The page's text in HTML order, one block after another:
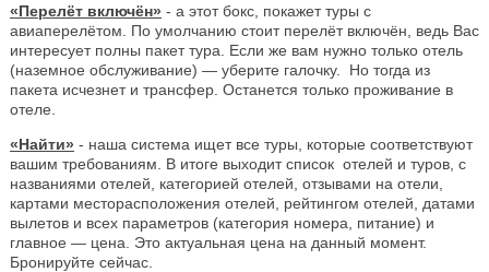
«Перелёт включён» - а этот бокс, покажет туры с
авиаперелётом. По умолчанию стоит перелёт включён, ведь Вас
интересует полны пакет тура. Если же вам нужно только отель
(наземное обслуживание) — уберите галочку. Но тогда из
пакета исчезнет и трансфер. Останется только проживание в
отеле.
«Найти» - наша система ищет все туры, которые соответствуют
вашим требованиям. В итоге выходит список отелей и туров, с
названиями отелей, категорией отелей, отзывами на отели,
картами месторасположения отелей, рейтингом отелей, датами
вылетов и всех параметров (категория номера, питание) и
главное — цена. Это актуальная цена на данный момент.
Бронируйте сейчас.